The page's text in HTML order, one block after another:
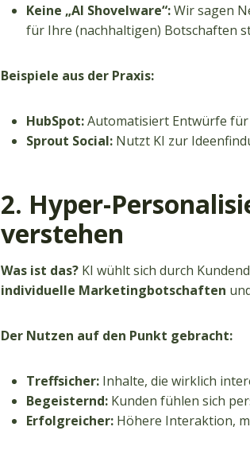
Keine „AI Shovelware“:Wir sagen
für Ihre (nachhaltigen) Botschaften
Beispiele aus der Praxis:
HubSpot:Automatisiert Entwürfe für
Sprout Social: Nutzt KI zur
2. Hyper-
verstehen
Was ist das? KI wühlt sich durch
individuelle Marketingbotschaften
Der Nutzen auf den Punkt gebracht:
Treffsicher: Inhalte, die wirklich
Begeisternd: Kunden fühlen sich
Erfolgreicher: Höhere Interaktion,